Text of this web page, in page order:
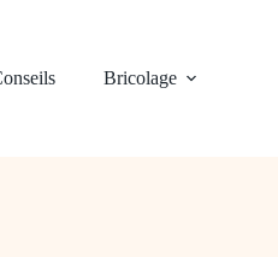
Bricolage